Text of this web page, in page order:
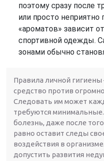
поэтому сразу после
или просто неприятно
«ароматов» зависит
спортивной одежды.
зонами обычно
Правила личной
средство против
Следовать им может
требуются
болезнь, даже после
равно оставит следы
воздействия в
допустить развития